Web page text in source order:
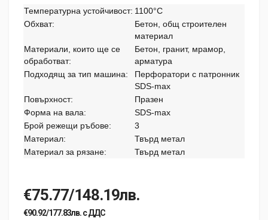
Температурна устойчивост: 1100°C
Обхват:
Бетон, общ строителен
материал
Материали, които ще се
обработват:
Бетон, гранит, мрамор,
арматура
Подходящ за тип машина:
Перфоратори с патронник
SDS-max
Повърхност:
Празен
Форма на вала:
SDS-max
Брой режещи ръбове:
3
Материал:
Твърд метал
Материал за рязане:
Твърд метал
€75.77/148.19лв.
€90.92/177.83лв. с ДДС